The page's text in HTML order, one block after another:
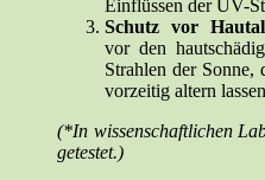
Einflüssen der UV-
Schutz vor
vor den
Strahlen der Sonne,
vorzeitig altern
(*In wissenschaftlichen
getestet.)